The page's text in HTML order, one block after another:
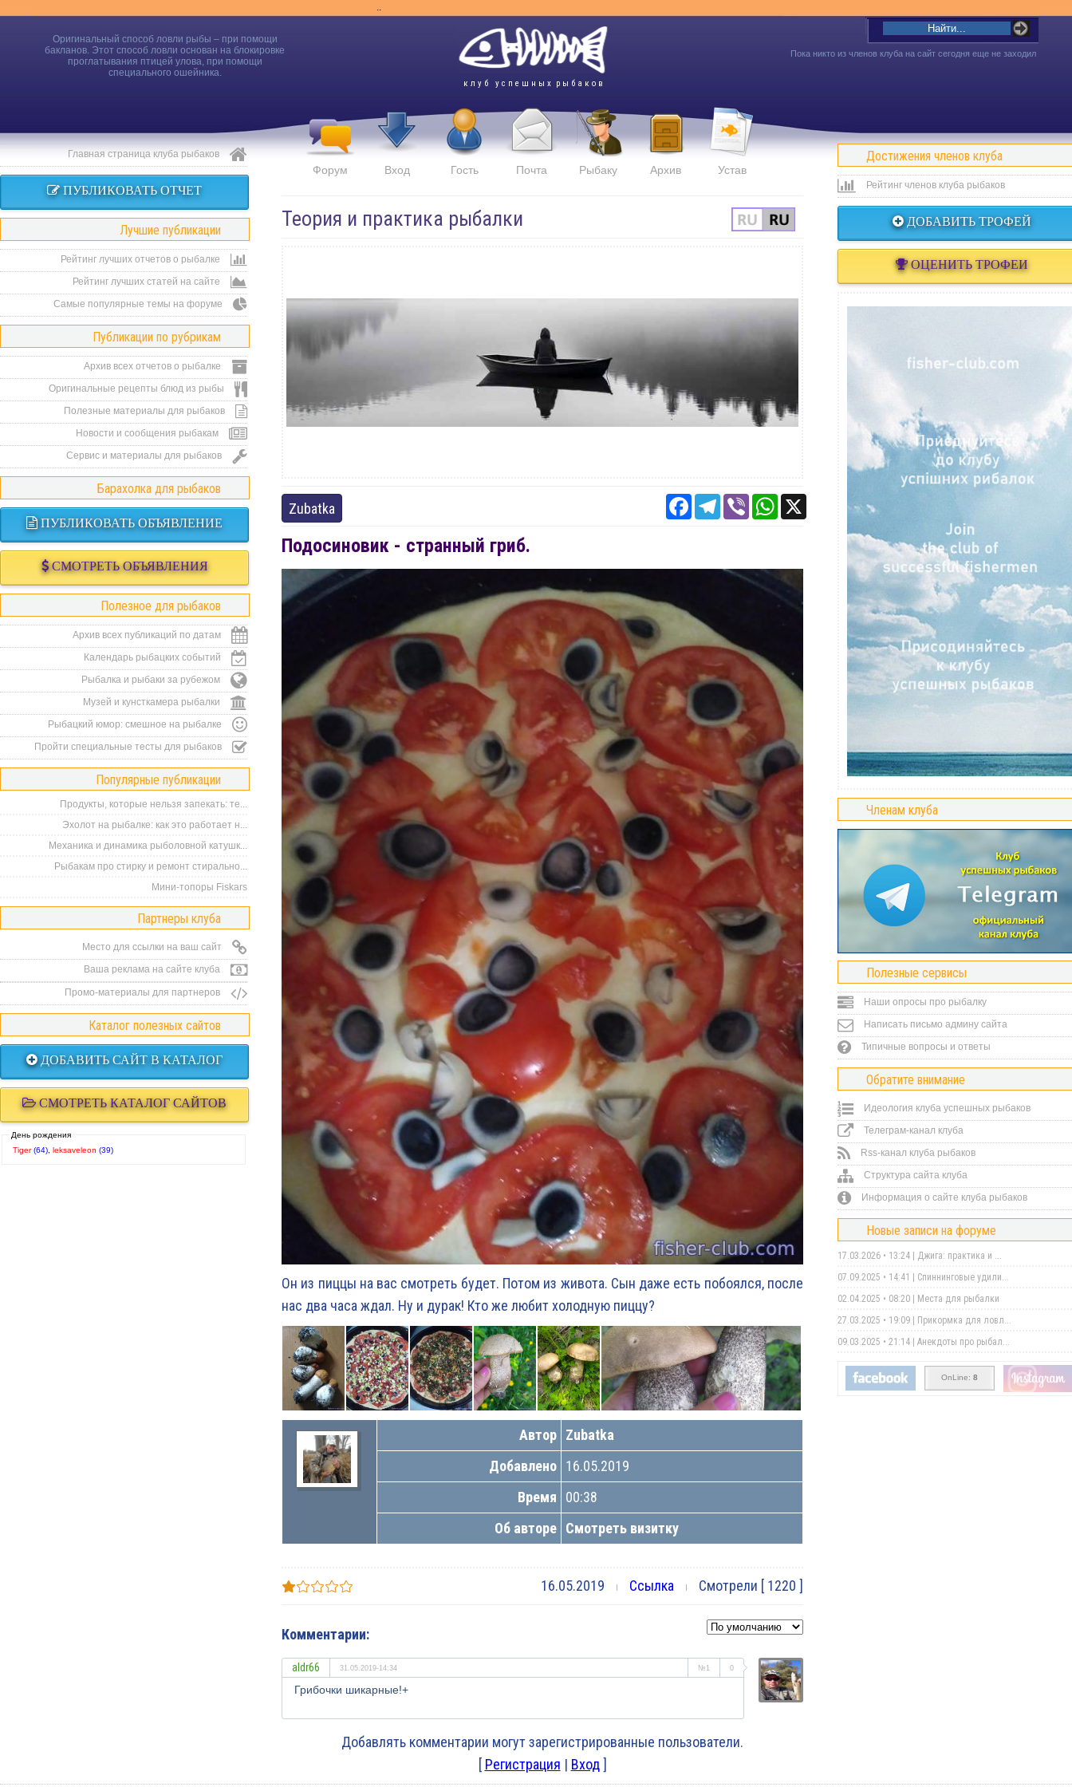
..
Оригинальный способ ловли рыбы – при помощи
бакланов. Этот способ ловли основан на блокировке
проглатывания птицей улова, при помощи
специального ошейника.
к л у б у с п е ш н ы х р ы б а к о в
Форум Вход Гость Почта Рыбаку Архив Устав
Пока никто из членов клуба на сайт сегодня еще не заходил
Главная страница клуба рыбаков
ПУБЛИКОВАТЬ ОТЧЕТ
Лучшие публикации
Рейтинг лучших отчетов о рыбалке
Рейтинг лучших статей на сайте
Самые популярные темы на форуме
Публикации по рубрикам
Архив всех отчетов о рыбалке
Оригинальные рецепты блюд из рыбы
Полезные материалы для рыбаков
Новости и сообщения рыбакам
Сервис и материалы для рыбаков
Барахолка для рыбаков
ПУБЛИКОВАТЬ ОБЪЯВЛЕНИЕ
СМОТРЕТЬ ОБЪЯВЛЕНИЯ
Полезное для рыбаков
Архив всех публикаций по датам
Календарь рыбацких событий
Рыбалка и рыбаки за рубежом
Музей и кунсткамера рыбалки
Рыбацкий юмор: смешное на рыбалке
Пройти специальные тесты для рыбаков
Популярные публикации
Продукты, которые нельзя запекать: те...
Эхолот на рыбалке: как это работает н...
Механика и динамика рыболовной катушк...
Рыбакам про стирку и ремонт стирально...
Мини-топоры Fiskars
Партнеры клуба
Место для ссылки на ваш сайт
Ваша реклама на сайте клуба
Промо-материалы для партнеров
Каталог полезных сайтов
ДОБАВИТЬ САЙТ В КАТАЛОГ
СМОТРЕТЬ КАТАЛОГ САЙТОВ
День рождения
Tiger (64) leksaveleon (39)
Теория и практика рыбалки
Zubatka
FacebookTelegram
ViberWhatsApp
Подосиновик - странный гриб.
Он из пиццы на вас смотреть будет. Потом из живота. Сын даже есть побоялся, после
нас два часа ждал. Ну и дурак! Кто же любит холодную пиццу?
Автор Zubatka
Добавлено 16.05.2019
Время
00:38
Об авторе Смотреть визитку
16.05.2019 Ссылка Смотрели [ 1220 ]
Комментарии:
aldr66 31.05.2019-14:34 0
№1
Грибочки шикарные!+
Добавлять комментарии могут зарегистрированные пользователи.
[ Регистрация | Вход]
Достижения членов клуба
Рейтинг членов клуба рыбаков
ДОБАВИТЬ ТРОФЕЙ
ОЦЕНИТЬ ТРОФЕИ
Членам клуба
Полезные сервисы
Наши опросы про рыбалку
Написать письмо админу сайта
Типичные вопросы и ответы
Обратите внимание
Идеология клуба успешных рыбаков
Телеграм-канал клуба
Rss-канал клуба рыбаков
Структура сайта клуба
Информация о сайте клуба рыбаков
Новые записи на форуме
17.03.2026 • 13:24 | Джига: практика и ...
07.09.2025 • 14:41 | Спиннинговые удили...
02.04.2025 • 08:20 |
Места для рыбалки
27.03.2025 • 19:09 |
Прикормка для ловл...
09.03.2025 • 21:14 | Анекдоты про рыбал...
OnLine: 8